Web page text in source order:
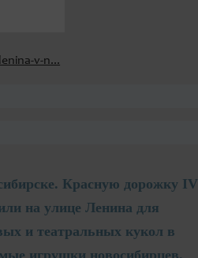
v-n...
Красную дорожку IV
на улице Ленина для
и театральных кукол в
игрушки новосибирцев.